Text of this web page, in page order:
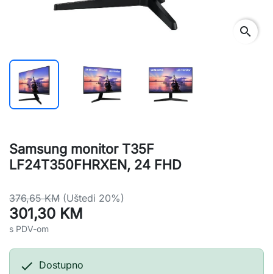
search
Samsung monitor T35F
LF24T350FHRXEN, 24 FHD
376,65 KM (Uštedi 20%)
301,30 KM
s PDV-om
 Dostupno